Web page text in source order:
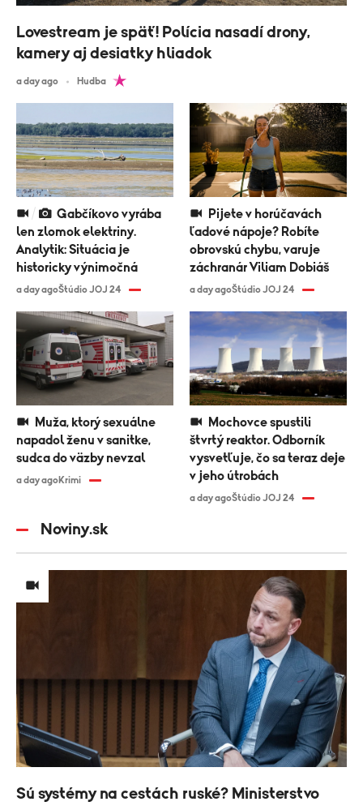
Lovestream je späť! Polícia nasadí drony,
kamery aj desiatky hliadok
a day ago Hudba
len zlomok elektriny.
Analytik: Situácia je
historicky výnimočná
a day agoŠtúdio JOJ 24
ľadové nápoje? Robíte
obrovskú chybu, varuje
záchranár Viliam Dobiáš
a day agoŠtúdio JOJ 24
napadol ženu v sanitke,
sudca do väzby nevzal
a day agoKrimi
štvrtý reaktor. Odborník
vysvetľuje, čo sa teraz deje
v jeho útrobách
a day agoŠtúdio JOJ 24
Noviny.sk
Sú systémy na cestách ruské? Ministerstvo